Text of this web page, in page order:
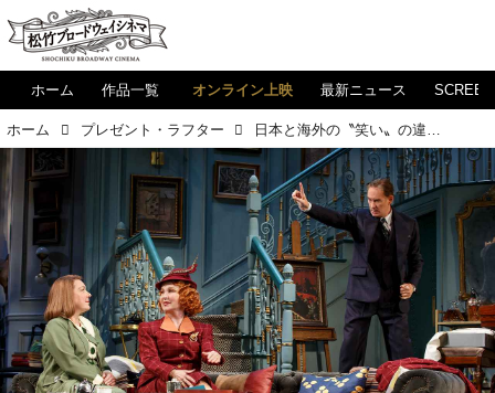
ホーム 作品一覧 オンライン上映 最新ニュース
ホーム プレゼント・ラフター 日本と海外の〝笑い〟の違いとは？／『プレゼント・ラフター』のコメディについて（前編）